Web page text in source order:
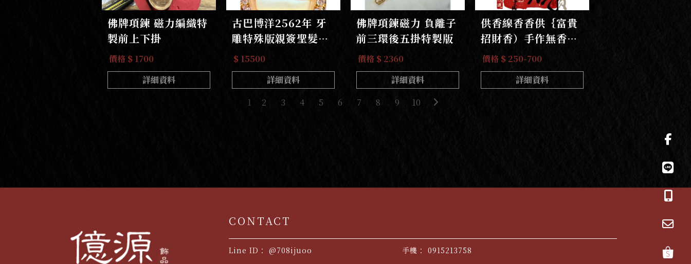
佛牌項鍊 磁力編織特
製前上下掛
價格 $ 1700
詳細資料
古巴博洋2562年 牙
雕特殊版親簽聖髮袈
裟版
$ 15500
詳細資料
佛牌項鍊磁力 負離子
前三環後五掛特製版
價格 $ 2360
詳細資料
供香線香香供｛富貴
招財香）手作無香精
料野生老山檀香線香
價格 $ 250-700
詳細資料
1
2 3 4 5 6 7 8 9 10
@708ijuoo 0915213758